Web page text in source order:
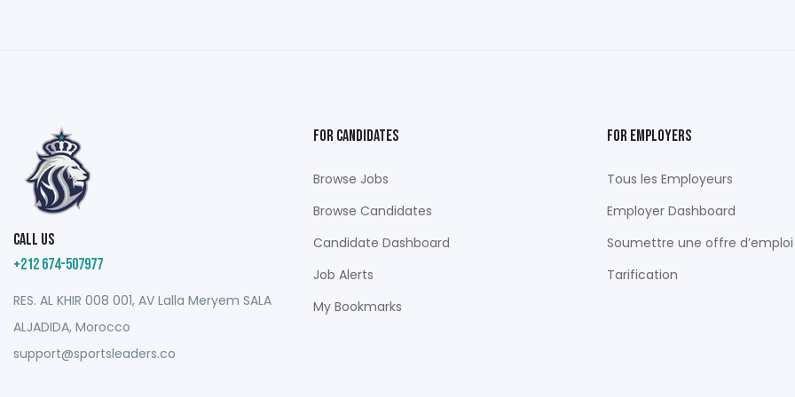
Call us
+212 674-507977
RES. AL KHIR 008 001, AV Lalla Meryem SALA
ALJADIDA, Morocco
support@sportsleaders.co
For Candidates
Browse Jobs
Browse Candidates
Candidate Dashboard
Job Alerts
My Bookmarks
For Employers
Tous les Employeurs
Employer Dashboard
Soumettre une offre d’emploi
Tarification